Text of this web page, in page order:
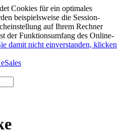
Cookies für ein optimales
beispielsweise die Session-
auf Ihrem Rechner
der Funktionsumfang des Online-
damit nicht einverstanden, klicken